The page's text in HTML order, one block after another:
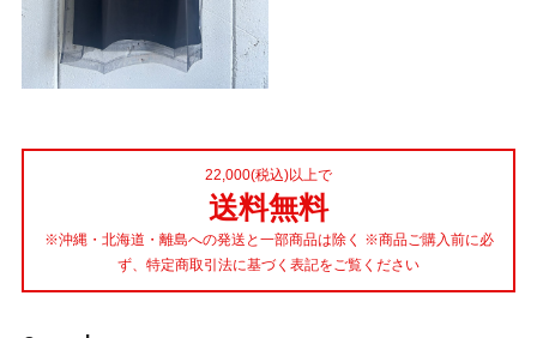
22,000(税込)以上で
送料無料
※沖縄・北海道・離島への発送と一部商品は除く ※商品ご購入前に必
ず、特定商取引法に基づく表記をご覧ください